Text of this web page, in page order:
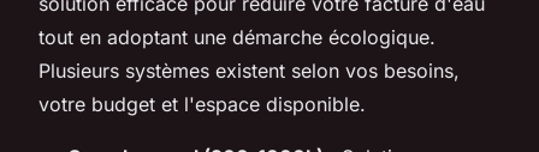
tout en adoptant une démarche écologique.
Plusieurs systèmes existent selon vos besoins,
votre budget et l'espace disponible.